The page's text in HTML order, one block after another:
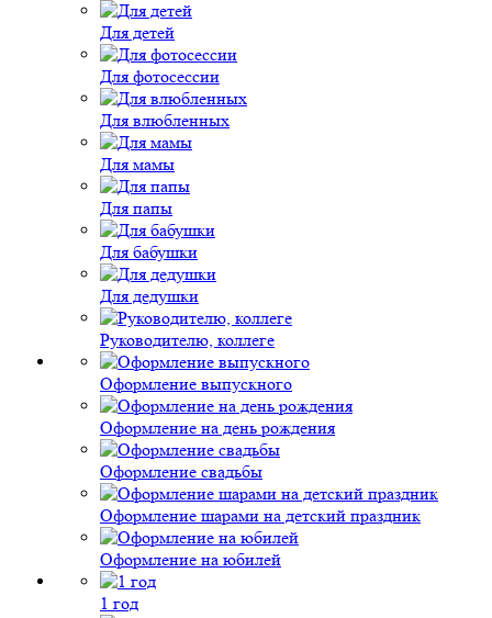
Для детей
Для фотосессии
Для влюбленных
Для мамы
Для папы
Для бабушки
Для дедушки
Руководителю, коллеге
Оформление выпускного
Оформление на день рождения
Оформление свадьбы
Оформление шарами на детский праздник
Оформление на юбилей
1 год